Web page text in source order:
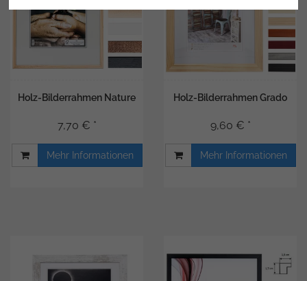
Holz-Bilderrahmen Nature
7,70 € *
Mehr Informationen
Holz-Bilderrahmen Grado
9,60 € *
Mehr Informationen